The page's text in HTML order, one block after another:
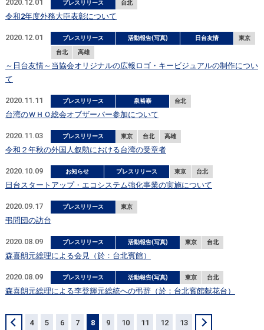
2020.12.01 プレスリリース 台北
令和2年度外務大臣表彰について
2020.12.01 プレスリリース 活動報告(写真) 日台友情
東京
台北
高雄
～日台友情～当協会オリジナルの広報ロゴ・キービジュアルの制作につい
て
2020.11.11 プレスリリース 泉裕泰 台北
台湾のＷＨＯ総会オブザーバー参加について
2020.11.03 プレスリリース 東京 台北 高雄
令和２年秋の外国人叙勲における台湾の受章者
2020.10.09 お知らせ プレスリリース 東京 台北
日台スタートアップ・エコシステム強化事業の実施について
2020.09.17 プレスリリース 東京
弔問団の訪台
2020.08.09 プレスリリース 活動報告(写真) 東京 台北
森喜朗元総理による会見（於：台北賓館）
2020.08.09 プレスリリース 活動報告(写真) 東京 台北
森喜朗元総理による李登輝元総統への弔辞（於：台北賓館献花台）
4 5 6 7 8 9 10 11 12 13